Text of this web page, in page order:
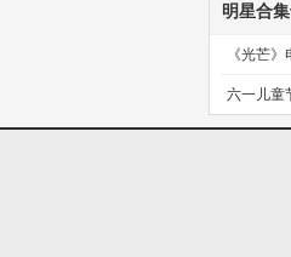
明星合
《光芒
预定！
六一儿童